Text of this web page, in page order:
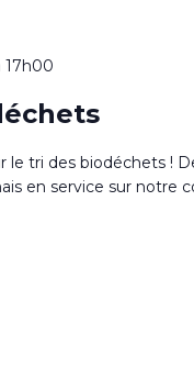
17h00
le tri des biodéchets !
en service sur notre